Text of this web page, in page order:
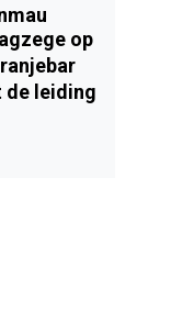
op
de leiding